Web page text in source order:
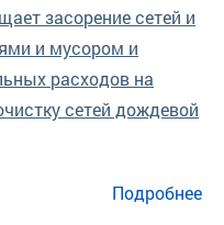
засорение сетей и
и мусором и
расходов на
сетей дождевой
Подробнее
типа HEK Module